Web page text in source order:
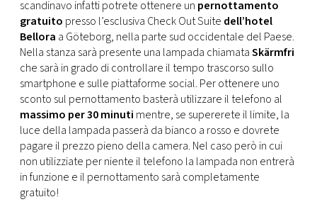
CONSIGLIA
scandinavo infatti potrete ottenere un pernottamento
gratuito presso l’esclusiva Check Out Suite dell’hotel
Bellora a Göteborg, nella parte sud occidentale del Paese.
Nella stanza sarà presente una lampada chiamataSkärmfri
che sarà in grado di controllare il tempo trascorso sullo
smartphone e sulle piattaforme social. Per ottenere uno
sconto sul pernottamento basterà utilizzare il telefono al
massimo per 30 minuti mentre, se supererete il limite, la
luce della lampada passerà da bianco a rosso e dovrete
pagare il prezzo pieno della camera. Nel caso però in cui
non utilizziate per niente il telefono la lampada non entrerà
in funzione e il pernottamento sarà completamente
gratuito!